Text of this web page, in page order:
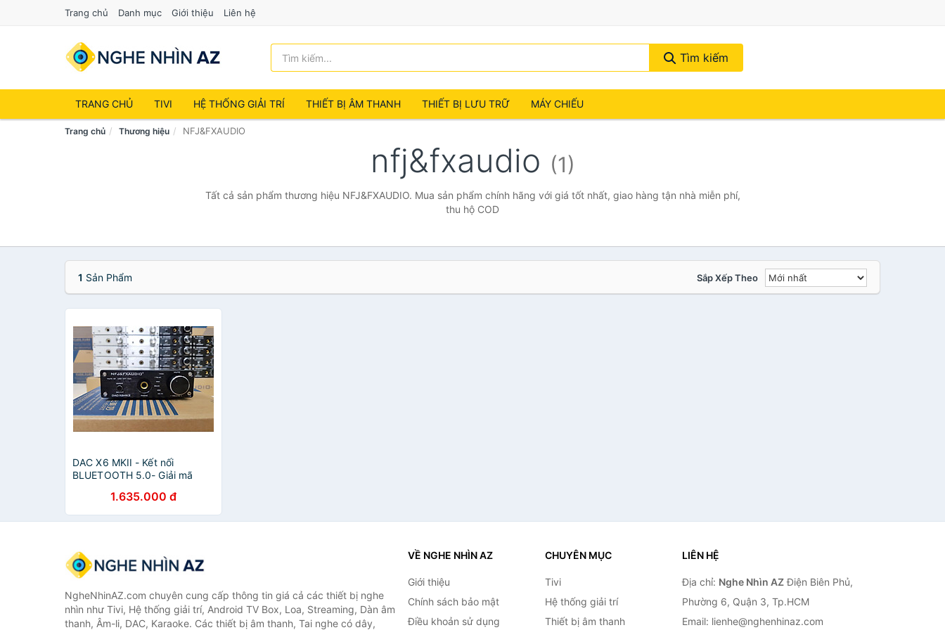
Trang chủ Danh mục Giới thiệu Liên hệ
Tìm kiếm
TRANG CHỦ TIVI HỆ THỐNG GIẢI TRÍ THIẾT BỊ ÂM THANH THIẾT BỊ LƯU TRỮ MÁY CHIẾU
Trang chủ Thương hiệu NFJ&FXAUDIO
nfj&fxaudio (1)
Tất cả sản phẩm thương hiệu NFJ&FXAUDIO. Mua sản phẩm chính hãng với giá tốt nhất, giao hàng tận nhà miễn phí,
thu hộ COD
1 Sản Phẩm Sắp Xếp Theo
DAC X6 MKII - Kết nối
BLUETOOTH 5.0- Giải mã
1.635.000 đ
NgheNhinAZ.com chuyên cung cấp thông tin giá cả các thiết bị nghe
nhìn như Tivi, Hệ thống giải trí, Android TV Box, Loa, Streaming, Dàn âm
thanh, Âm-li, DAC, Karaoke. Các thiết bị âm thanh, Tai nghe có dây,
VỀ NGHE NHÌN AZ
Giới thiệu
Chính sách bảo mật
Điều khoản sử dụng
CHUYÊN MỤC
Tivi
Hệ thống giải trí
Thiết bị âm thanh
LIÊN HỆ
Địa chỉ: Nghe Nhìn AZĐiện Biên Phủ,
Phường 6, Quận 3, Tp.HCM
Email: lienhe@nghenhinaz.com